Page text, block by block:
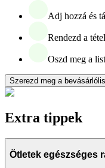
Adj hozzá és
Rendezd a
Oszd meg a
Szerezd meg a
Extra tippek
Ötletek egészséges